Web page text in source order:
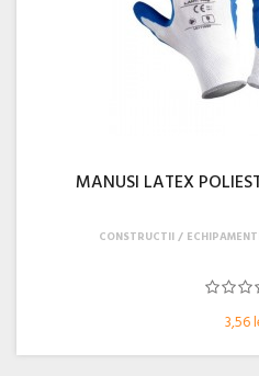
MANUSI LATEX
3,56
CONSTRUCTII